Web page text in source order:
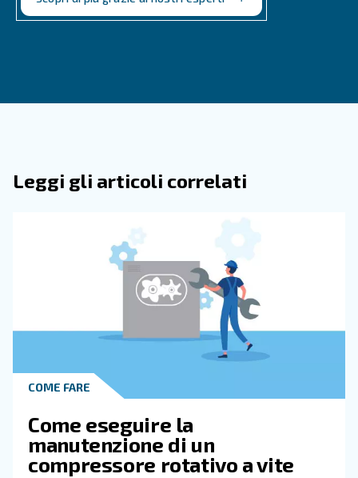
risparmio energetico che generano. Il rappresentante
aiuterà a calcolare se un compressore VSD o IPM è la
Non sei ancora sicuro di quali tecnologie dei
sono la soluzione giusta per te? Allora contatta
Siamo lieti di aiutarti!